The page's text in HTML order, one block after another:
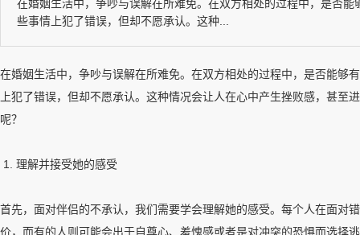
在婚姻生活中，争吵与误解在所难免。在双方相处的过程中，是否
些事情上犯了错误，但却不愿承认。这种...
在婚姻生活中，争吵与误解在所难免。在双方相处的过程中，是否能够
上犯了错误，但却不愿承认。这种情况会让人在心中产生挫败感，甚
呢？
1. 理解并接受她的感受
首先，面对伴侣的不承认，我们需要学会理解她的感受。每个人在面对
价，而有的人则可能会出于自尊心、羞愧感或者是对冲突的恐惧而选择